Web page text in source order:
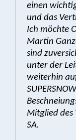
einen
und das
Ich möchte
Martin
sind
unter der
weiterhin
Mitglied des
SA.